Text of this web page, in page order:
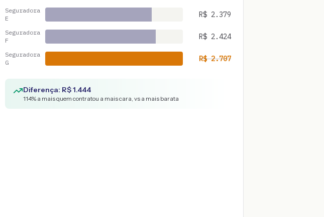
Seguradora
E
R$ 2.379
Seguradora
F
R$ 2.424
Seguradora
G
R$2.707
Diferença: R$1.444
114% a mais quem contratou a mais cara, vs a mais barata